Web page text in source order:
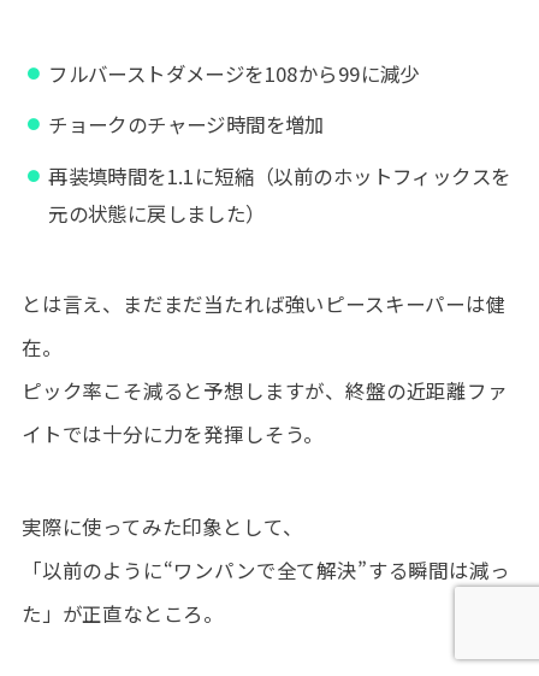
フルバーストダメージを108から99に減少
チョークのチャージ時間を増加
再装填時間を1.1に短縮（以前のホットフィックスを
元の状態に戻しました）
とは言え、まだまだ当たれば強いピースキーパーは健
在。
ピック率こそ減ると予想しますが、終盤の近距離ファ
イトでは十分に力を発揮しそう。
実際に使ってみた印象として、
「以前のように“ワンパンで全て解決”する瞬間は減っ
た」が正直なところ。